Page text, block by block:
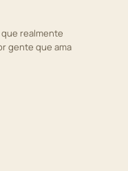
realmente
gente que ama